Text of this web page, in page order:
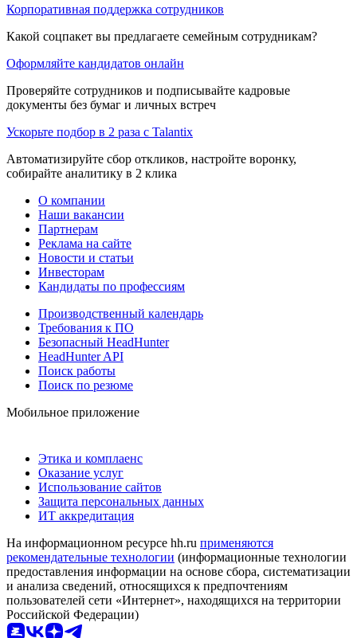
Корпоративная поддержка сотрудников
Какой соцпакет вы предлагаете семейным сотрудникам?
Оформляйте кандидатов онлайн
Проверяйте сотрудников и подписывайте кадровые
документы без бумаг и личных встреч
Ускорьте подбор в 2 раза с Talantix
Автоматизируйте сбор откликов, настройте воронку,
собирайте аналитику в 2 клика
О компании
Наши вакансии
Партнерам
Реклама на сайте
Новости и статьи
Инвесторам
Кандидаты по профессиям
Производственный календарь
Требования к ПО
Безопасный HeadHunter
HeadHunter API
Поиск работы
Поиск по резюме
Мобильное приложение
Этика и комплаенс
Оказание услуг
Использование сайтов
Защита персональных данных
ИТ аккредитация
На информационном ресурсе hh.ru применяются
рекомендательные технологии (информационные технологии
предоставления информации на основе сбора, систематизации
и анализа сведений, относящихся к предпочтениям
пользователей сети «Интернет», находящихся на территории
Российской Федерации)